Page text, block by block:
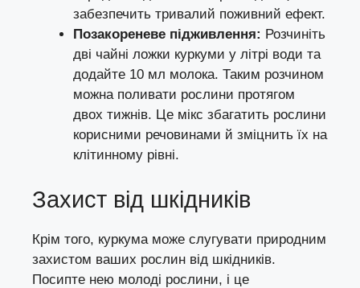
забезпечить тривалий поживний ефект.
Позакореневе підживлення: Розчиніть
дві чайні ложки куркуми у літрі води та
додайте 10 мл молока. Таким розчином
можна поливати рослини протягом
двох тижнів. Це мікс збагатить рослини
корисними речовинами й зміцнить їх на
клітинному рівні.
Захист від шкідників
Крім того, куркума може слугувати природним
захистом ваших рослин від шкідників.
Посипте нею молоді рослини, і це